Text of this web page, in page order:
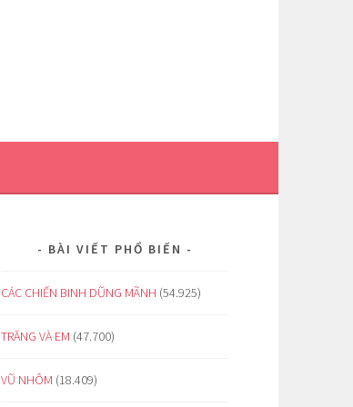
BÀI VIẾT PHỔ BIẾN
CÁC CHIẾN BINH DŨNG MÃNH (54.925)
TRĂNG VÀ EM (47.700)
VŨ NHÔM (18.409)